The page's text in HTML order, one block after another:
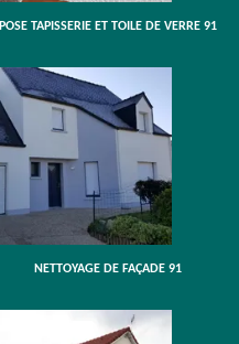
POSE TAPISSERIE ET TOILE DE VERRE 91
NETTOYAGE DE FAÇADE 91